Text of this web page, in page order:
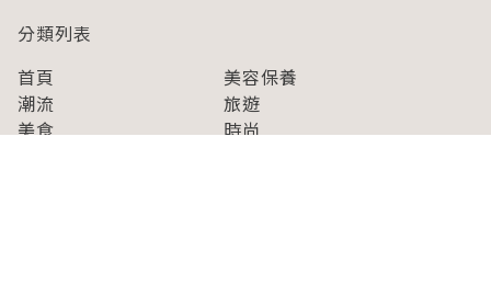
分類列表
首頁
美容保養
潮流
旅遊
美食
時尚